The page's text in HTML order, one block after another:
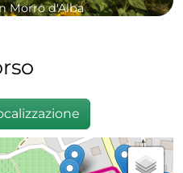
Morro d'Alba